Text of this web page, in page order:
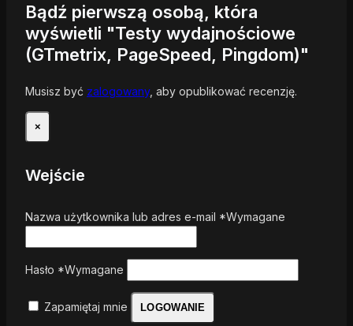
Bądź pierwszą osobą, która
wyświetli "Testy wydajnościowe
(GTmetrix, PageSpeed, Pingdom)"
Musisz być zalogowany, aby opublikować recenzję.
×
Wejście
Nazwa użytkownika lub adres e-mail *Wymagane
Hasło *Wymagane
Zapamiętaj mnie LOGOWANIE